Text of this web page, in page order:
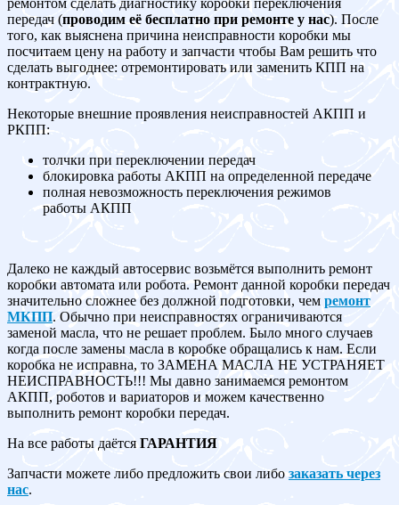
передач (проводим её бесплатно при ремонте у нас). После
того, как выяснена причина неисправности коробки мы
посчитаем цену на работу и запчасти чтобы Вам решить что
сделать выгоднее: отремонтировать или заменить КПП на
контрактную.
Некоторые внешние проявления неисправностей АКПП и
РКПП:
толчки при переключении передач
блокировка работы АКПП на определенной передаче
полная невозможность переключения режимов
работы АКПП
Далеко не каждый автосервис возьмётся выполнить ремонт
коробки автомата или робота. Ремонт данной коробки передач
значительно сложнее без должной подготовки, чем ремонт
МКПП. Обычно при неисправностях ограничиваются
заменой масла, что не решает проблем. Было много случаев
когда после замены масла в коробке обращались к нам. Если
коробка не исправна, то ЗАМЕНА МАСЛА НЕ УСТРАНЯЕТ
НЕИСПРАВНОСТЬ!!! Мы давно занимаемся ремонтом
АКПП, роботов и вариаторов и можем качественно
выполнить ремонт коробки передач.
На все работы даётсяГАРАНТИЯ
Запчасти можете либо предложить свои либо заказать через
нас.